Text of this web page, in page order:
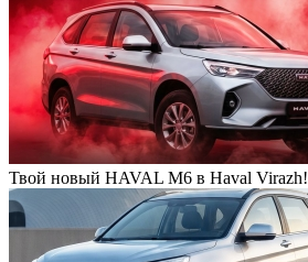
Твой новый HAVAL M6 в Haval Virazh!